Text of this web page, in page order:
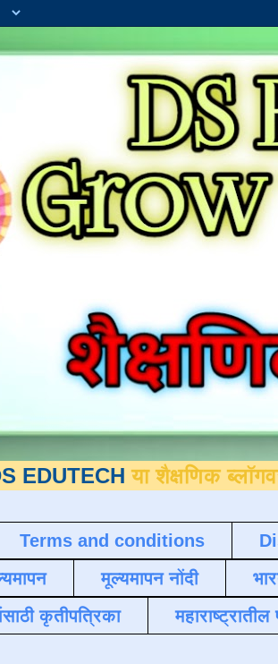
या शैक्षणिक ब्लॉगवर आपले
Terms and conditions
मूल्यमापन नोंदी
कृतीपत्रिका